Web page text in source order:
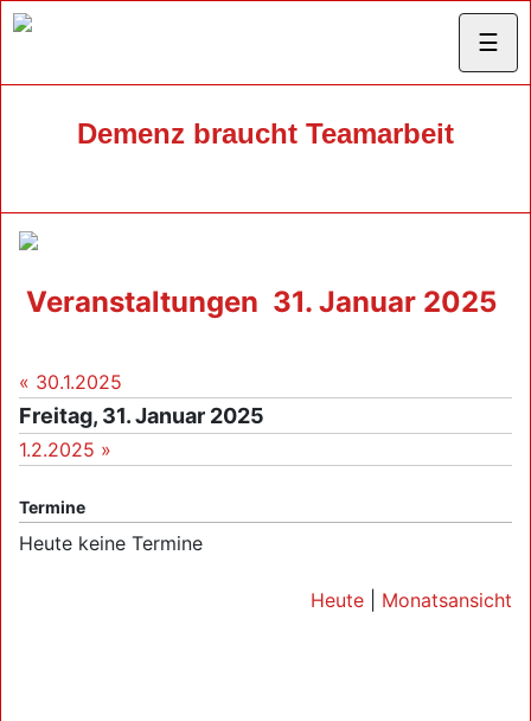
☰
Demenz braucht Teamarbeit
Veranstaltungen 31. Januar 2025
« 30.1.2025
Freitag, 31. Januar 2025
1.2.2025 »
Termine
Heute keine Termine
Heute Monatsansicht